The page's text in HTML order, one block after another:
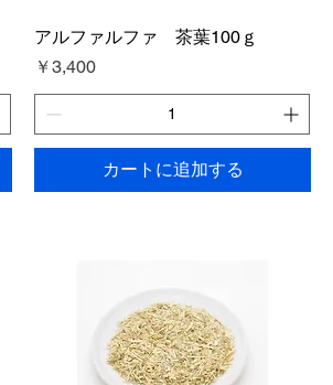
アルファルファ 茶葉100ｇ
価格
￥3,400
カートに追加する